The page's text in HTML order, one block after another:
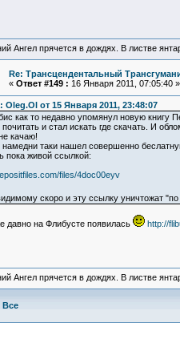
Ангел прячется в дождях. В листве
Re: Трансцендентальный
« Ответ #149 : 16 Января 2011, 07:05:40 »
Oleg.Ol от 15 Января 2011, 23:48:07
как то недавно упомянул новую книгу
и стал искать где скачать. И
качаю!
намедни таки нашел совершенно
пока живой сcылкой:
files/4doc00eyv
скоро и эту ссылку уничтожат
давно на Флибусте появилась http://
Ангел прячется в дождях. В листве
Все